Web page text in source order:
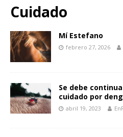
Cuidado
Mí Estefano
febrero 27, 2026
Se debe
cuidado por
abril 19, 2023